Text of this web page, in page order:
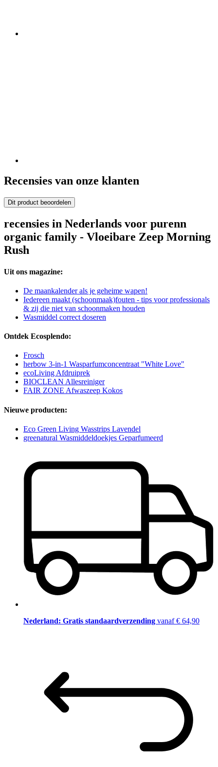
Recensies van onze klanten
Dit product beoordelen
recensies in Nederlands voor purenn
organic family - Vloeibare Zeep Morning
Rush
Uit ons magazine:
De maankalender als je geheime wapen!
Iedereen maakt (schoonmaak)fouten - tips voor professionals
& zij die niet van schoonmaken houden
Wasmiddel correct doseren
Ontdek Ecosplendo:
Frosch
herbow 3-in-1 Wasparfumconcentraat "White Love"
ecoLiving Afdruiprek
BIOCLEAN Allesreiniger
FAIR ZONE Afwaszeep Kokos
Nieuwe producten:
Eco Green Living Wasstrips Lavendel
greenatural Wasmiddeldoekjes Geparfumeerd
Nederland: Gratis standaardverzending vanaf € 64,90